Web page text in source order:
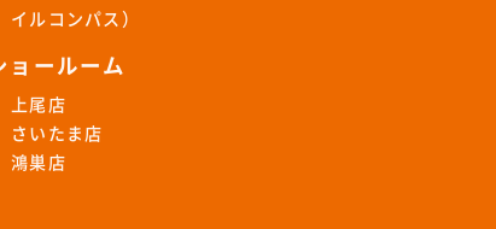
イルコンパス）
ョールーム
上尾店
さいたま店
鴻巣店